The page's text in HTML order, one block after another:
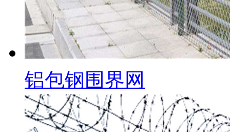
铝包钢围界网